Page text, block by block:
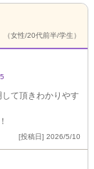
（女性/20代前半/学生）
5
て頂きわかりやす
[投稿日] 2026/5/10